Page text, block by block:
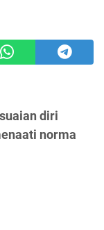
diri
norma